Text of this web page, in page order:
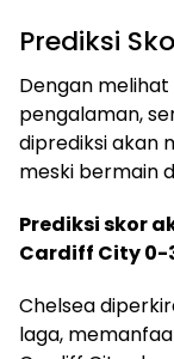
Prediksi
Dengan
pengalaman,
diprediksi akan
meski bermain
Prediksi skor
Cardiff City 0-
Chelsea
laga,